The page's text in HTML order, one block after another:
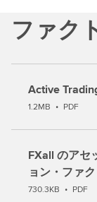
ファク
Active
1.2MB • PDF
FXall のアセ
ョン・ファ
730.3KB • PDF